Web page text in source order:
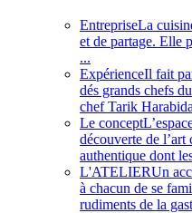
EntrepriseLa
et de partage. Elle
...
ExpérienceIl fait
dés grands chefs
chef Tarik
Le concept
découverte de
authentique dont
L'ATELIERUn
à chacun de se
rudiments de la